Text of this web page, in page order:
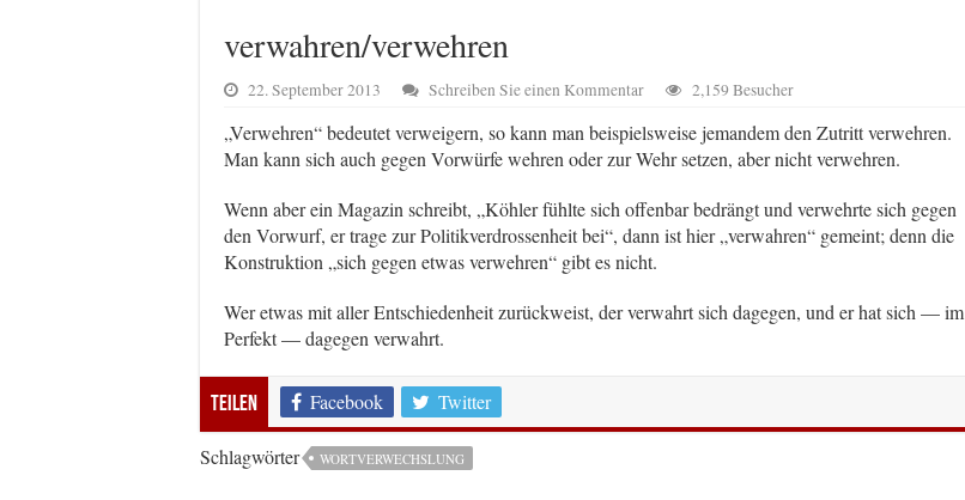
verwahren/verwehren
22. September 2013 Schreiben Sie einen Kommentar 2,159 Besucher
„Verwehren“ bedeutet verweigern, so kann man beispielsweise jemandem den Zutritt verwehren.
Man kann sich auch gegen Vorwürfe wehren oder zur Wehr setzen, aber nicht verwehren.
Wenn aber ein Magazin schreibt, „Köhler fühlte sich offenbar bedrängt und verwehrte sich gegen
den Vorwurf, er trage zur Politikverdrossenheit bei“, dann ist hier „verwahren“ gemeint; denn die
Konstruktion „sich gegen etwas verwehren“ gibt es nicht.
Wer etwas mit aller Entschiedenheit zurückweist, der verwahrt sich dagegen, und er hat sich — im
Perfekt — dagegen verwahrt.
Teilen Facebook Twitter
Schlagwörter WORTVERWECHSLUNG